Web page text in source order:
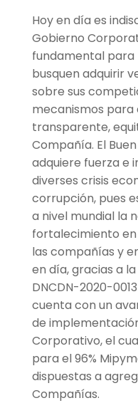
Hoy en día es
Gobierno
fundamental para
busquen adquirir
sobre sus
mecanismos para
transparente,
Compañía. El
adquiere fuerza e
diverses crisis
corrupción, pues
a nivel mundial la
fortalecimiento
las compañías y
en día, gracias a
DNCDN-2020-
cuenta con un
de
Corporativo, el
para el 96%
dispuestas a
Compañías.